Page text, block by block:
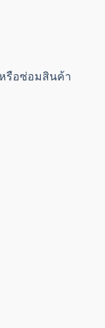
รือซ่อมสินค้า